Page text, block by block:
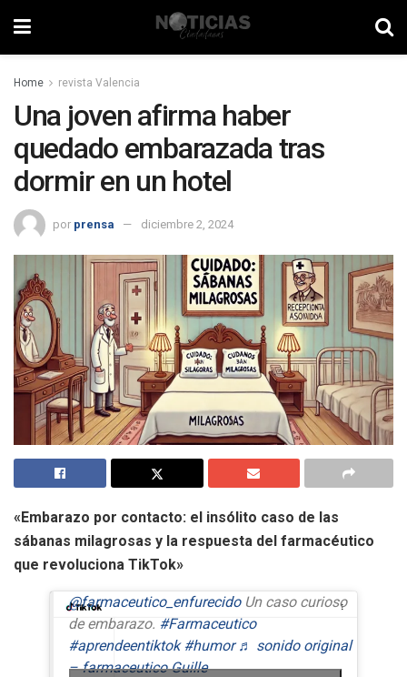
Home revista Valencia
Una joven afirma haber
quedado embarazada tras
dormir en un hotel
por prensa diciembre 2, 2024
«Embarazo por contacto: el insólito caso de las
sábanas milagrosas y la respuesta del farmacéutico
que revoluciona TikTok»
@farmaceutico_enfurecidoUn caso curioso
de embarazo. #Farmaceutico
#aprendeentiktok #humor ♬ sonido original
– farmaceutico Guille